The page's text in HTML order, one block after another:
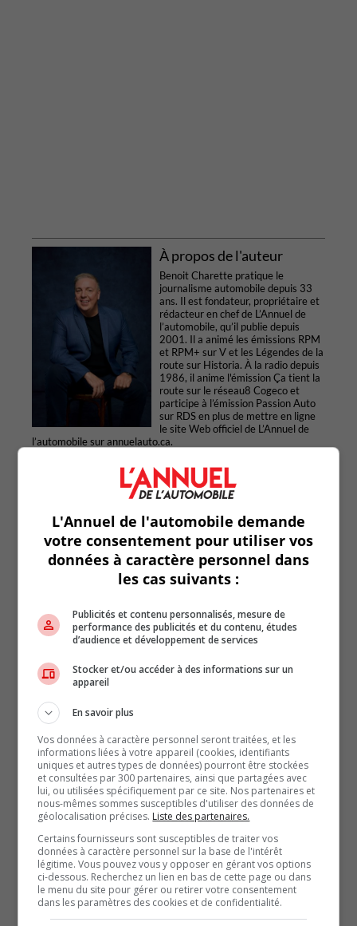
À propos de l'auteur
Benoit Charette pratique le
journalisme automobile depuis 33
ans. Il est fondateur, propriétaire et
rédacteur en chef de L’Annuel de
l’automobile, qu’il publie depuis
2001. Il a animé les émissions RPM
et RPM+ sur V et les Légendes de la
route sur Historia. À la radio depuis
1986, il anime l'émission Ça tient la
route sur le réseau8 Cogeco et
participe à l’émission Passion Auto
sur RDS en plus de mettre en ligne
le site Web officiel de L’Annuel de
l’automobile sur annuelauto.ca.
Articles similaires
Nouvelle dotation haut de gamme
« Nuit » pour les Hyundai Palisade et
Ioniq 9 2027
Le noir est à l’honneur chez Hyundai. Après avoir
lancé la version Nuit du Tucson [...]
Lire la suite
L'Annuel de l'automobile demande
votre consentement pour utiliser vos
données à caractère personnel dans
les cas suivants :
Publicités et contenu personnalisés, mesure de
performance des publicités et du contenu, études
d’audience et développement de services
Stocker et/ou accéder à des informations sur un
appareil
En savoir plus
Vos données à caractère personnel seront traitées, et les
informations liées à votre appareil (cookies, identifiants
uniques et autres types de données) pourront être stockées
et consultées par 300 partenaires, ainsi que partagées avec
lui, ou utilisées spécifiquement par ce site. Nos partenaires et
nous-mêmes sommes susceptibles d'utiliser des données de
géolocalisation précises. Liste des partenaires.
Certains fournisseurs sont susceptibles de traiter vos
données à caractère personnel sur la base de l'intérêt
légitime. Vous pouvez vous y opposer en gérant vos options
ci-dessous. Recherchez un lien en bas de cette page ou dans
le menu du site pour gérer ou retirer votre consentement
dans les paramètres des cookies et de confidentialité.